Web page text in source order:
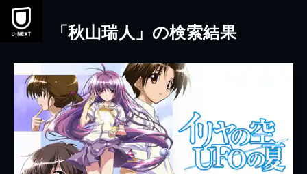
本文へスキップ
「秋山瑞人」の検索結果